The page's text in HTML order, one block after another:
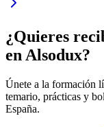
¿Quieres
en Alsodux?
Únete a la formación
temario, prácticas y
España.